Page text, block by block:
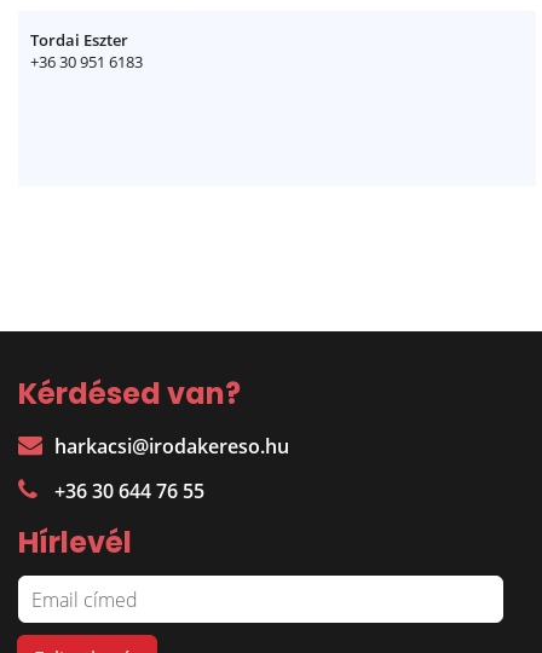
Tordai Eszter
+36 30 951 6183
Kérdésed van?
harkacsi@irodakereso.hu
+36 30 644 76 55
Hírlevél